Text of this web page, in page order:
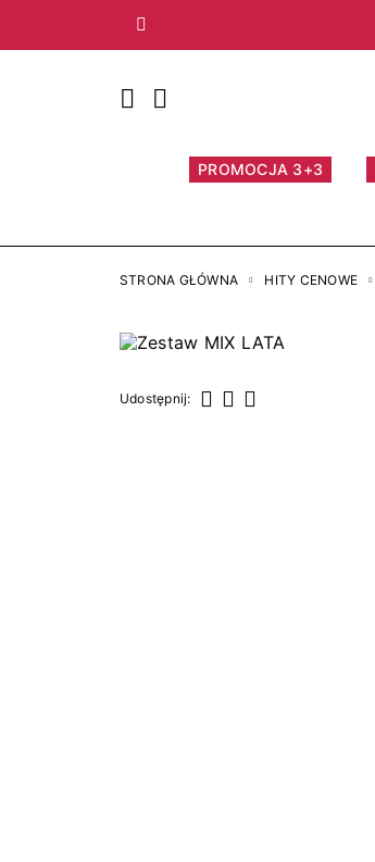
Poprzedni
PROMOCJA 3+3
STRONA GŁÓWNA HITY CENOWE
Udostępnij: